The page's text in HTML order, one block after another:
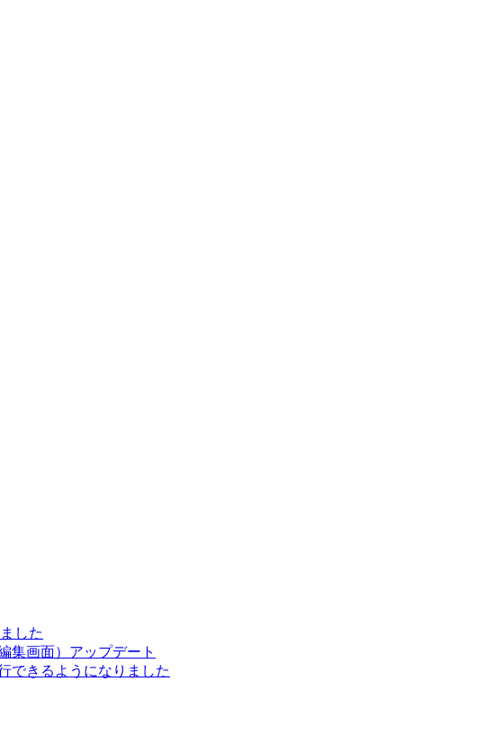
した
集画面）アップデート
できるようになりました